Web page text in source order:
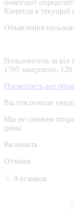
помогают
Kinpet.ru в текущий
Объявления
Пользователь за
1705 завершено,
Посмотреть все
Вы отключили
Мы не сможем
цены
Включить
Отзывы
9 отзывов